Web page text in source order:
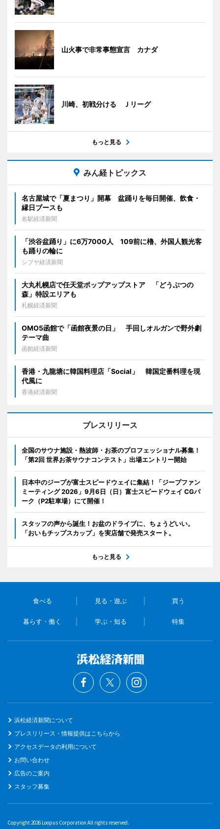
山火事で非常事態宣言 カナダ
川崎、初戦分ける Ｊリーグ
もっと見る
みん経トピックス
名古屋城で「夏まつり」開幕 盆踊りを毎日開催、飲食・
縁日ブースも
名駅経済新聞
「渋谷盆踊り」に6万7000人 109前に櫓、外国人観光客
も踊りの輪に
シブヤ経済新聞
大丸札幌店で任天堂ポップアップストア 「どうぶつの
森」特設エリアも
札幌経済新聞
OMO5函館で「函館夜景の日」 手回しオルガンで野外劇
テーマ曲
函館経済新聞
香港・九龍塘に韓国料理店「Social」 韓国定番料理を現
代風に
香港経済新聞
プレスリリース
全国のサウナ施設・熱波師・お茶のプロフェッショナル募集！
「第2回 世界お茶サウナコンテスト」出場エントリー開始
日本中のジープが富士スピードウェイに集結！「ジープファン
ミーティング 2026」9月6日（日）富士スピードウェイ CGパ
ーク（P2駐車場）にて開催！
スタッフの声から誕生！お盆のドライブに、ちょうどいい。
「おいもチップスカップ」を実店舗で発売スタート。
もっと見る
食べる 見る・遊ぶ 買う
暮らす・働く 学ぶ・知る 特集
浜松経済新聞について
プレスリリース・情報提供はこちらから
アクセスデータの利用について
お問い合わせ
広告のご案内
スタッフ募集
Copyright 2026 Loopus Corporation All rights reserved.